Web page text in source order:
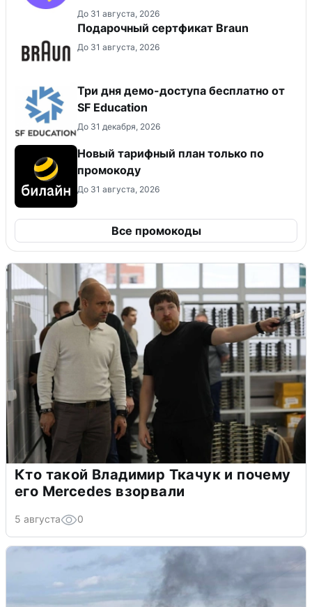
До 31 августа, 2026
Подарочный сертфикат Braun
До 31 августа, 2026
Три дня демо-доступа бесплатно от
SF Education
До 31 декабря, 2026
Новый тарифный план только по
промокоду
До 31 августа, 2026
Все промокоды
Кто такой Владимир Ткачук и почему
его Mercedes взорвали
5 августа 0